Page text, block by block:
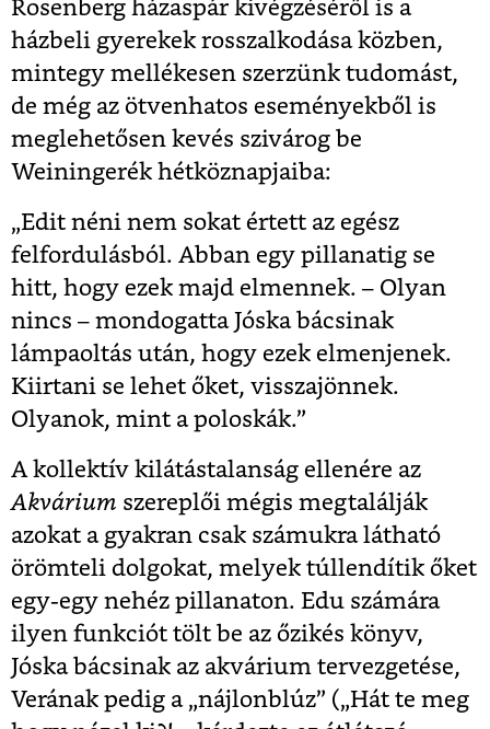
Rosenberg házaspár kivégzéséről is a
házbeli gyerekek rosszalkodása közben,
mintegy mellékesen szerzünk tudomást,
de még az ötvenhatos eseményekből is
meglehetősen kevés szivárog be
Weiningerék hétköznapjaiba:
„Edit néni nem sokat értett az egész
felfordulásból. Abban egy pillanatig se
hitt, hogy ezek majd elmennek. – Olyan
nincs – mondogatta Jóska bácsinak
lámpaoltás után, hogy ezek elmenjenek.
Kiirtani se lehet őket, visszajönnek.
Olyanok, mint a poloskák.”
A kollektív kilátástalanság ellenére az
Akvárium szereplői mégis megtalálják
azokat a gyakran csak számukra látható
örömteli dolgokat, melyek túllendítik őket
egy-egy nehéz pillanaton. Edu számára
ilyen funkciót tölt be az őzikés könyv,
Jóska bácsinak az akvárium tervezgetése,
Verának pedig a „nájlonblúz” („Hát te meg